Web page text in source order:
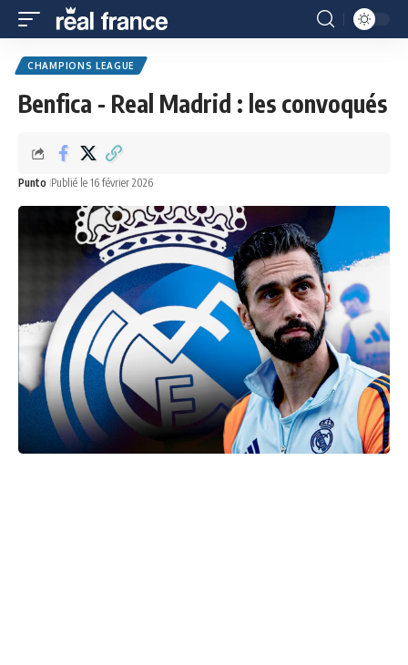
CHAMPIONS LEAGUE
Benfica - Real Madrid : les convoqués
Punto Publié le 16 février 2026